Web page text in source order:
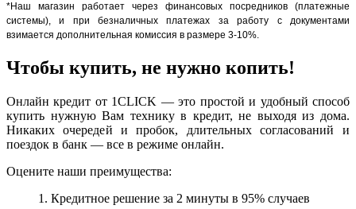
*Наш магазин работает через финансовых посредников (платежные
системы), и при безналичных платежах за работу с документами
взимается дополнительная комиссия в размере 3-10%.
Чтобы купить, не нужно копить!
Онлайн кредит от 1CLICK — это простой и удобный способ
купить нужную Вам технику в кредит, не выходя из дома.
Никаких очередей и пробок, длительных согласований и
поездок в банк — все в режиме онлайн.
Оцените наши преимущества:
1. Кредитное решение за 2 минуты в 95% случаев